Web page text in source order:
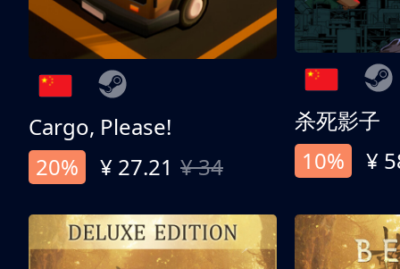
Cargo, Please!
20%
¥ 27.21 ¥ 34
杀死影子
10%
¥